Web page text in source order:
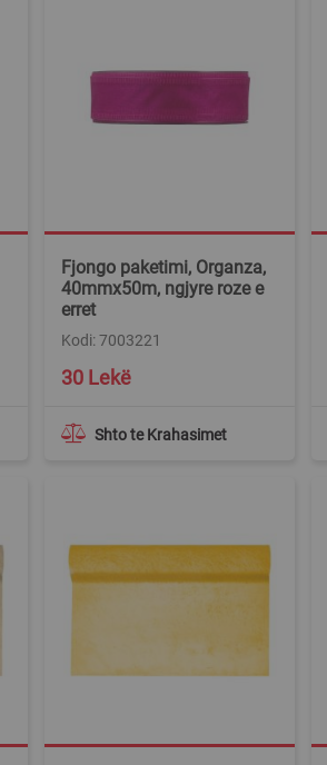
Fjongo paketimi, Organza,
40mmx50m, ngjyre roze e
erret
Kodi: 7003221
Shto te Krahasimet
30 Lekë